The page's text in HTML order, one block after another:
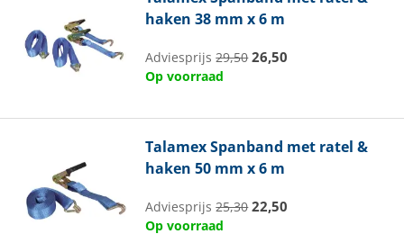
haken 38 mm x 6 m
Adviesprijs29,50 26,50
Op voorraad
TalamexSpanband met ratel &
haken 50 mm x 6 m
Adviesprijs25,30 22,50
Op voorraad